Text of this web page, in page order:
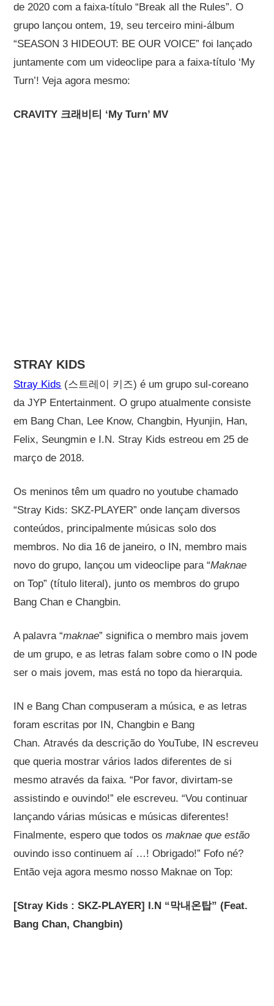
de 2020 com a faixa-título “Break all the Rules”. O
grupo lançou ontem, 19, seu terceiro mini-álbum
“SEASON 3 HIDEOUT: BE OUR VOICE” foi lançado
juntamente com um videoclipe para a faixa-título ‘My
Turn’! Veja agora mesmo:
CRAVITY 크래비티 ‘My Turn’ MV
STRAY KIDS
Stray Kids (스트레이 키즈) é um grupo sul-coreano
da JYP Entertainment. O grupo atualmente consiste
em Bang Chan, Lee Know, Changbin, Hyunjin, Han,
Felix, Seungmin e I.N. Stray Kids estreou em 25 de
março de 2018.
Os meninos têm um quadro no youtube chamado
“Stray Kids: SKZ-PLAYER” onde lançam diversos
conteúdos, principalmente músicas solo dos
membros. No dia 16 de janeiro, o IN, membro mais
novo do grupo, lançou um videoclipe para “Maknae
on Top” (título literal), junto os membros do grupo
Bang Chan e Changbin.
A palavra “maknae” significa o membro mais jovem
de um grupo, e as letras falam sobre como o IN pode
ser o mais jovem, mas está no topo da hierarquia.
IN e Bang Chan compuseram a música, e as letras
foram escritas por IN, Changbin e Bang
Chan.Através da descrição do YouTube, IN escreveu
que queria mostrar vários lados diferentes de si
mesmo através da faixa.“Por favor, divirtam-se
assistindo e ouvindo!” ele escreveu. “Vou continuar
lançando várias músicas e músicas diferentes!
Finalmente, espero que todos osmaknae que estão
ouvindo isso continuem aí …! Obrigado!” Fofo né?
Então veja agora mesmo nosso Maknae on Top:
[Stray Kids : SKZ-PLAYER] I.N “막내온탑” (Feat.
Bang Chan, Changbin)